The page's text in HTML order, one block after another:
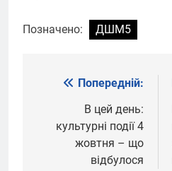
Позначено: ДШМ5
Навігація
записів
Попередній:
В цей день:
культурні події 4
жовтня – що
відбулося